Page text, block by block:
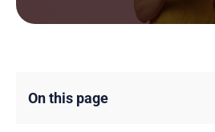
On this page